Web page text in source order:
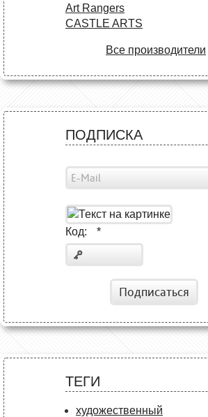
Art Rangers
CASTLE ARTS
Все производители
ПОДПИСКА
Код: *
Подписаться
ТЕГИ
художественный